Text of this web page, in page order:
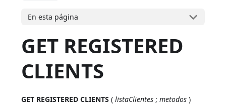
En esta página
GET REGISTERED
CLIENTS
GET REGISTERED CLIENTS (listaClientes ;metodos )